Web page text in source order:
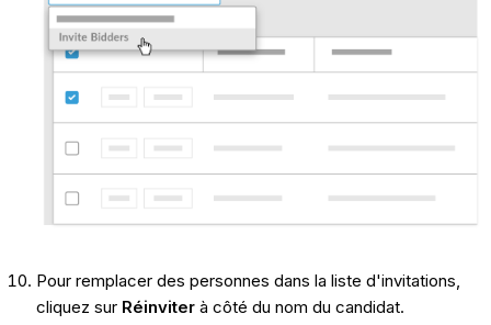
Pour remplacer des personnes dans la liste d'invitations,
cliquez sur Réinviterà côté du nom du candidat.